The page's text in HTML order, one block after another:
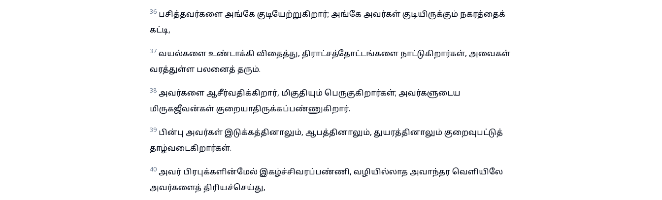
36 பசித்தவர்களை அங்கே குடியேற்றுகிறார்; அங்கே அவர்கள் குடியிருக்கும் நகரத்தைக்
கட்டி,
37 வயல்களை உண்டாக்கி விதைத்து, திராட்சத்தோட்டங்களை நாட்டுகிறார்கள், அவைகள்
வரத்துள்ள பலனைத் தரும்.
38 அவர்களை ஆசீர்வதிக்கிறார், மிகுதியும் பெருகுகிறார்கள்; அவர்களுடைய
மிருகஜீவன்கள் குறையாதிருக்கப்பண்ணுகிறார்.
39 பின்பு அவர்கள் இடுக்கத்தினாலும், ஆபத்தினாலும், துயரத்தினாலும் குறைவுபட்டுத்
தாழ்வடைகிறார்கள்.
40 அவர் பிரபுக்களின்மேல் இகழ்ச்சிவரப்பண்ணி, வழியில்லாத அவாந்தர வெளியிலே
அவர்களைத் திரியச்செய்து,